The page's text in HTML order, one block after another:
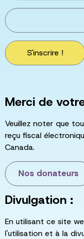
S'inscrire !
Merci de
Veuillez noter que
reçu fiscal
Canada.
Nos donateurs
Divulgation :
En utilisant ce site
l'utilisation et à la